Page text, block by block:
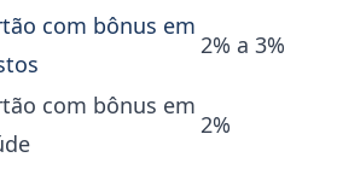
com bônus em
2% a 3%
com bônus em
2%